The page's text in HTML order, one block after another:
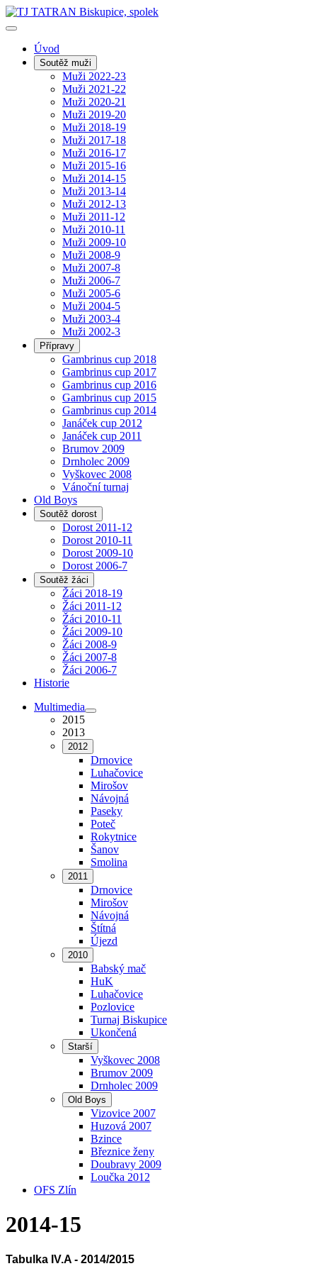
Úvod
Soutěž muži
Muži 2022-23
Muži 2021-22
Muži 2020-21
Muži 2019-20
Muži 2018-19
Muži 2017-18
Muži 2016-17
Muži 2015-16
Muži 2014-15
Muži 2013-14
Muži 2012-13
Muži 2011-12
Muži 2010-11
Muži 2009-10
Muži 2008-9
Muži 2007-8
Muži 2006-7
Muži 2005-6
Muži 2004-5
Muži 2003-4
Muži 2002-3
Přípravy
Gambrinus cup 2018
Gambrinus cup 2017
Gambrinus cup 2016
Gambrinus cup 2015
Gambrinus cup 2014
Janáček cup 2012
Janáček cup 2011
Brumov 2009
Drnholec 2009
Vyškovec 2008
Vánoční turnaj
Old Boys
Soutěž dorost
Dorost 2011-12
Dorost 2010-11
Dorost 2009-10
Dorost 2006-7
Soutěž žáci
Žáci 2018-19
Žáci 2011-12
Žáci 2010-11
Žáci 2009-10
Žáci 2008-9
Žáci 2007-8
Žáci 2006-7
Historie
Multimedia
2015
2013
2012
Drnovice
Luhačovice
Mirošov
Návojná
Paseky
Poteč
Rokytnice
Šanov
Smolina
2011
Drnovice
Mirošov
Návojná
Štítná
Újezd
2010
Babský mač
HuK
Luhačovice
Pozlovice
Turnaj Biskupice
Ukončená
Starší
Vyškovec 2008
Brumov 2009
Drnholec 2009
Old Boys
Vizovice 2007
Huzová 2007
Bzince
Březnice ženy
Doubravy 2009
Loučka 2012
OFS Zlín
2014-15
Tabulka IV.A - 2014/2015